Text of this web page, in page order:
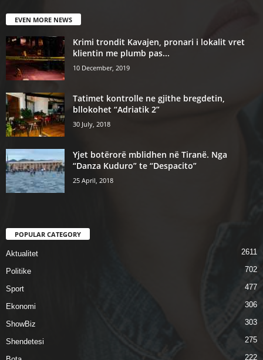
EVEN MORE NEWS
Krimi trondit Kavajen, pronari i lokalit vret
klientin me plumb pas...
10 December, 2019
Tatimet kontrolle ne gjithe bregdetin,
bllokohet “Adriatik 2”
30 July, 2018
Yjet botërorë mblidhen në Tiranë. Nga
“Danza Kuduro” te “Despacito”
25 April, 2018
POPULAR CATEGORY
Aktualitet 2611
Politike 702
Sport 477
Ekonomi 306
ShowBiz 303
Shendetesi 275
222